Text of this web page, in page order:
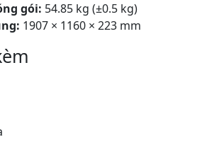
gói: 54.85 kg (±0.5 kg)
1907 × 1160 × 223 mm